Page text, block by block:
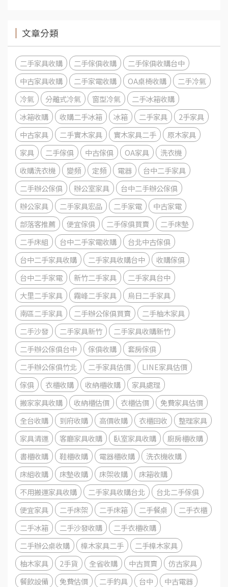
文章分類
二手家具收購 二手傢俱收購
二手傢俱收購台中
中古家具收購
二手家電收購 OA桌椅收購
二手冷氣
冷氣
分離式冷氣 窗型冷氣
二手冰箱收購
冰箱收購
收購二手冰箱 冰箱 二手家具
2手家具
中古家具
二手實木家具 實木家具二手
原木家具
家具
二手傢俱 中古傢俱 OA家具
洗衣機
收購洗衣機
變頻 定頻 電器
台中二手家具
二手辦公傢俱
辦公室家具
台中二手辦公傢俱
辦公家具
二手家具宏品 二手家電
中古家電
部落客推薦
便宜傢俱 二手傢俱買賣
二手床墊
二手床組
台中二手家電收購
台北中古傢俱
台中二手家具收購
二手家具收購台中
收購傢俱
台中二手家電
新竹二手家具
二手家具台中
大里二手家具
霧峰二手家具
烏日二手家具
南區二手家具
二手辦公傢俱買賣
二手柚木家具
二手沙發
二手家具新竹
二手家具收購新竹
二手辦公傢俱台中
傢俱收購
套房傢俱
二手辦公傢俱竹北
二手家具估價
LINE家具估價
傢俱
衣櫃收購 收納櫃收購
家具處理
搬家家具收購
收納櫃估價 衣櫃估價
免費家具估價
全台收購
到府收購 高價收購 衣櫃回收
整理家具
家具清運
客廳家具收購 臥室家具收購
廚房櫃收購
書櫃收購
鞋櫃收購 電器櫃收購
洗衣機收購
床組收購
床墊收購 床架收購
床箱收購
不用搬運家具收購
二手家具收購台北
台北二手傢俱
便宜家具
二手床架 二手床箱 二手餐桌
二手衣櫃
二手冰箱
二手沙發收購
二手衣櫃收購
二手辦公桌收購
樟木家具二手
二手樟木家具
柚木家具
2手貨 全省收購 中古買賣
仿古家具
餐飲設備
免費估價 二手釣具 台中
中古電器